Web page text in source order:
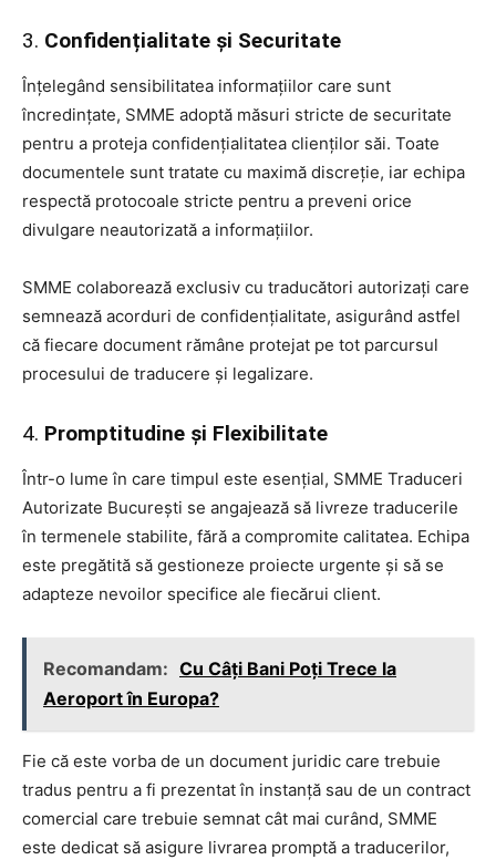
3. Confidențialitate și Securitate
Înțelegând sensibilitatea informațiilor care sunt
încredințate, SMME adoptă măsuri stricte de securitate
pentru a proteja confidențialitatea clienților săi. Toate
documentele sunt tratate cu maximă discreție, iar echipa
respectă protocoale stricte pentru a preveni orice
divulgare neautorizată a informațiilor.
SMME colaborează exclusiv cu traducători autorizați care
semnează acorduri de confidențialitate, asigurând astfel
că fiecare document rămâne protejat pe tot parcursul
procesului de traducere și legalizare.
4. Promptitudine și Flexibilitate
Într-o lume în care timpul este esențial, SMME Traduceri
Autorizate București se angajează să livreze traducerile
în termenele stabilite, fără a compromite calitatea. Echipa
este pregătită să gestioneze proiecte urgente și să se
adapteze nevoilor specifice ale fiecărui client.
Recomandam: Cu Câți Bani Poți Trece la
Aeroport în Europa?
Fie că este vorba de un document juridic care trebuie
tradus pentru a fi prezentat în instanță sau de un contract
comercial care trebuie semnat cât mai curând, SMME
este dedicat să asigure livrarea promptă a traducerilor,